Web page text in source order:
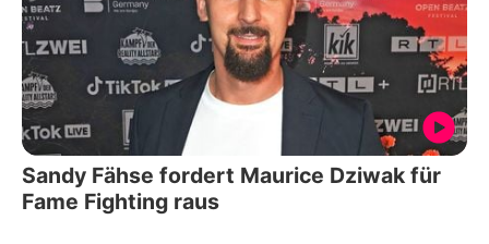
Sandy Fähse fordert Maurice Dziwak für
Fame Fighting raus